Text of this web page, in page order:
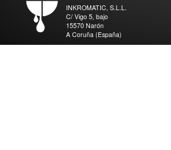
INKROMATIC, S.L.L.
C/ Vigo 5, bajo
15570 Narón
A Coruña (España)